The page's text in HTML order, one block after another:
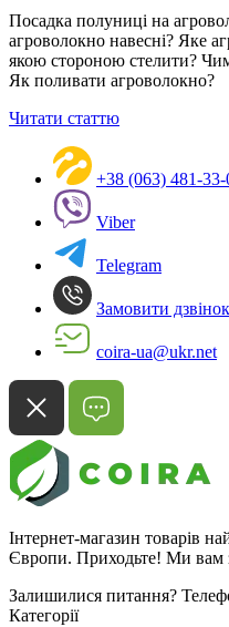
Посадка полуниці на
агроволокно навесні? Яке
якою стороною стелити?
Як поливати агроволокно?
Читати статтю
+38 (063) 481-33-
Viber
Telegram
Замовити дзвінок
coira-ua@ukr.net
Інтернет-магазин товарів
Європи. Приходьте! Ми вам
Залишилися питання?
Категорії